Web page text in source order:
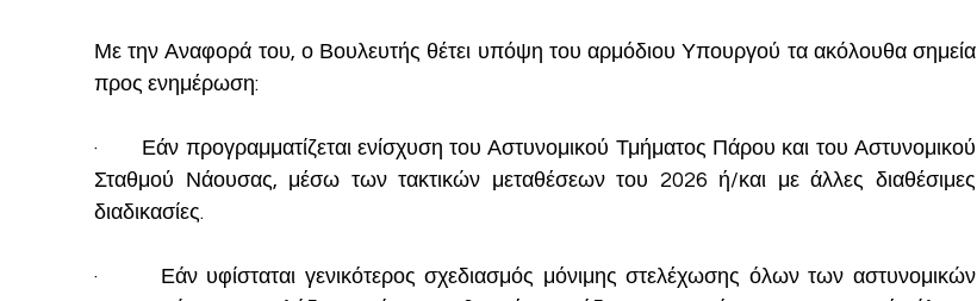
Με την Αναφορά του, ο Βουλευτής θέτει υπόψη του αρμόδιου Υπουργού τα ακόλουθα σημεία
προς ενημέρωση:
·       Εάν προγραμματίζεται ενίσχυση του Αστυνομικού Τμήματος Πάρου και του Αστυνομικού
Σταθμού Νάουσας, μέσω των τακτικών μεταθέσεων του 2026 ή/και με άλλες διαθέσιμες
διαδικασίες.
·       Εάν υφίσταται γενικότερος σχεδιασμός μόνιμης στελέχωσης όλων των αστυνομικών